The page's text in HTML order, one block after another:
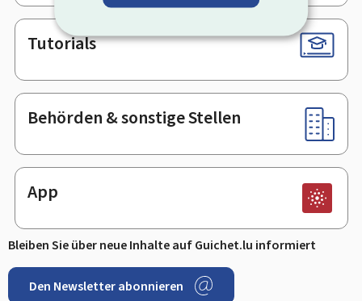
Tutorials
Behörden & sonstige Stellen
App
Bleiben Sie über neue Inhalte auf Guichet.lu informiert
Den Newsletter abonnieren